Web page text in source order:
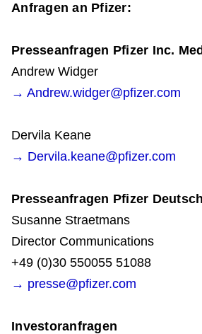
Anfragen an Pfizer:
Presseanfragen Pfizer Inc.
Andrew Widger
→ Andrew.widger@pfizer.com
Dervila Keane
→ Dervila.keane@pfizer.com
Presseanfragen Pfizer
Susanne Straetmans
Director Communications
+49 (0)30 550055 51088
→ presse@pfizer.com
Investoranfragen